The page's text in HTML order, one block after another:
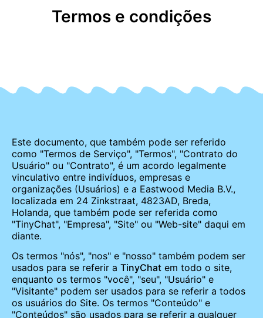
Termos e condições
Este documento, que também pode ser referido
como "Termos de Serviço", "Termos", "Contrato do
Usuário" ou "Contrato", é um acordo legalmente
vinculativo entre indivíduos, empresas e
organizações (Usuários) e a Eastwood Media B.V.,
localizada em 24 Zinkstraat, 4823AD, Breda,
Holanda, que também pode ser referida como
"TinyChat", "Empresa", "Site" ou "Web-site" daqui em
diante.
Os termos "nós", "nos" e "nosso" também podem ser
usados para se referir a TinyChat em todo o site,
enquanto os termos "você", "seu", "Usuário" e
"Visitante" podem ser usados para se referir a todos
os usuários do Site. Os termos "Conteúdo" e
"Conteúdos" são usados para se referir a qualquer